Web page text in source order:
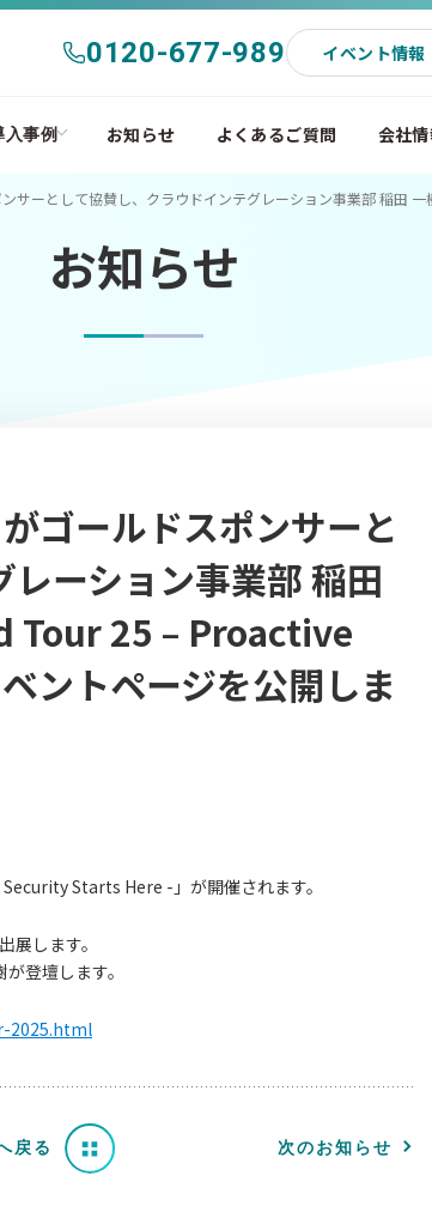
0120-677-989 イベント情報
入事例 お知らせ よくあるご質問 会社
サーとして協賛し、クラウドインテグレーション事業部 稲田 一
お知らせ
ゴールドスポンサーと
ーション事業部 稲田
Tour 25 – Proactive
ントページを公開しま
Starts Here -」が開催されます。
展します。
登壇します。
2025.html
戻る 次のお知らせ